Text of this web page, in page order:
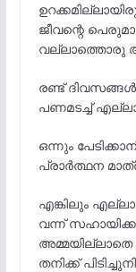
ജീവന്റെ
വല്ലാത്തൊരു
രണ്ട്
പണമടച്ച്
ഒന്നും
പ്രാർത്ഥന
എങ്കിലും
വന്ന്
തനിക്ക്